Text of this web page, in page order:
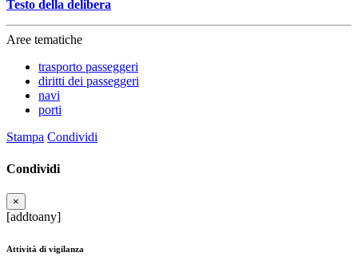
Testo della delibera
Aree tematiche
trasporto passeggeri
diritti dei passeggeri
navi
porti
Stampa Condividi
Condividi
×
[addtoany]
Attività di vigilanza